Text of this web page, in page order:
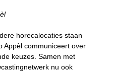
horecalocaties staan
Appèl communiceert over
keuzes. Samen met
nu ook